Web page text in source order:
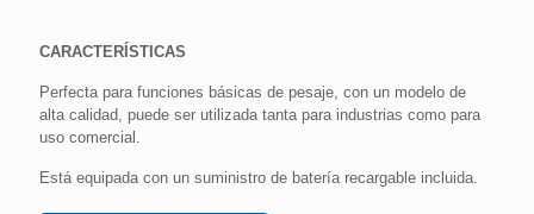
CARACTERÍSTICAS
Perfecta para funciones básicas de pesaje, con un modelo de
alta calidad, puede ser utilizada tanta para industrias como para
uso comercial.
Está equipada con un suministro de batería recargable incluida.